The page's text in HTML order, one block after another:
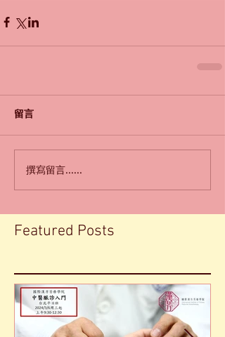
留言
撰寫留言......
Featured Posts